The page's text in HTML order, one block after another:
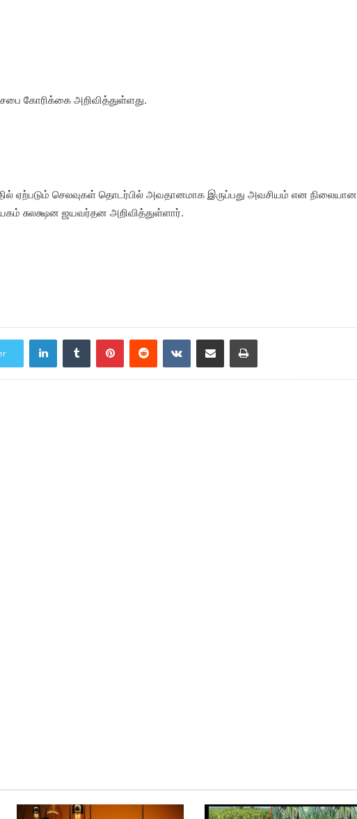
கோரிக்கை அறிவித்துள்ளது.
ஏற்படும் செலவுகள் தொடர்பில் அவதானமாக இருப்பது அவசியம் என நிலையான
சுலக்ஷன ஜயவர்தன அறிவித்துள்ளார்.
LinkedInTumblr PinterestReddit VKontakteShare via Email Print